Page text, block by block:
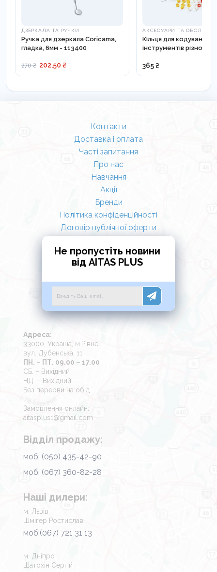
ДЗЕРКАЛА ТА РУЧКИ
Ручка для дзеркала Coricama,
гладка, 6мм - 113400
270 ₴ 202,50 ₴
АКСЕСУАРИ ТА
Кільця для кодування
інструментів
365 ₴
Контакти
Доставка і оплата
Часті запитання
Про нас
Навчання
Акції
Бренди
Політика конфіденційності
Договір публічної оферти
Не пропустіть новини
від AITAS PLUS
Адреса:
33000, Україна, м.Рівне
вул. Дубенська, 11
ПН. – ПТ. 09.00 – 17.00
СБ. – Вихідний
НД. – Вихідний
Без перерви на обід
Замовлення онлайн:
aitasplus1@gmail.com
Відділ продажу:
моб: (050) 435-42-90
моб: (067) 360-82-28
Наші дилери:
м. Львів
Шмігер Ростислав
моб:(067) 721 31 13
м. Дніпро
Шатохін Сергій